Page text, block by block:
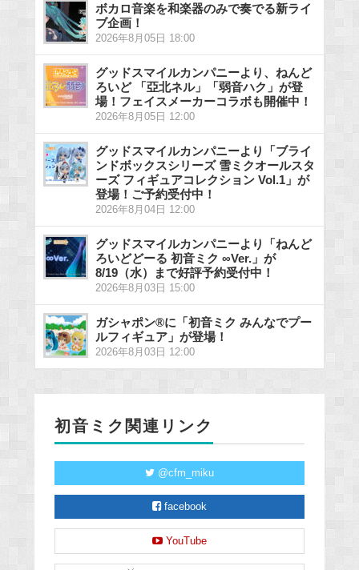
ボカロ音楽を和楽器のみで奏でる新ライ
ブ企画！
2026年8月05日 18:00
グッドスマイルカンパニーより、ねんど
ろいど 「亞北ネル」「弱音ハク」が登
場！フェイスメーカーコラボも開催中！
2026年8月05日 12:00
グッドスマイルカンパニーより「ブライ
ンドボックスシリーズ 雪ミクオールスタ
ーズ フィギュアコレクション Vol.1」が
登場！ご予約受付中！
2026年8月04日 12:00
グッドスマイルカンパニーより「ねんど
ろいどどーる 初音ミク ∞Ver.」が
8/19（水）まで好評予約受付中！
2026年8月03日 15:00
ガシャポン®に「初音ミク みんなでプー
ルフィギュア」が登場！
2026年8月03日 12:00
初音ミク関連リンク
@cfm_miku
facebook
YouTube